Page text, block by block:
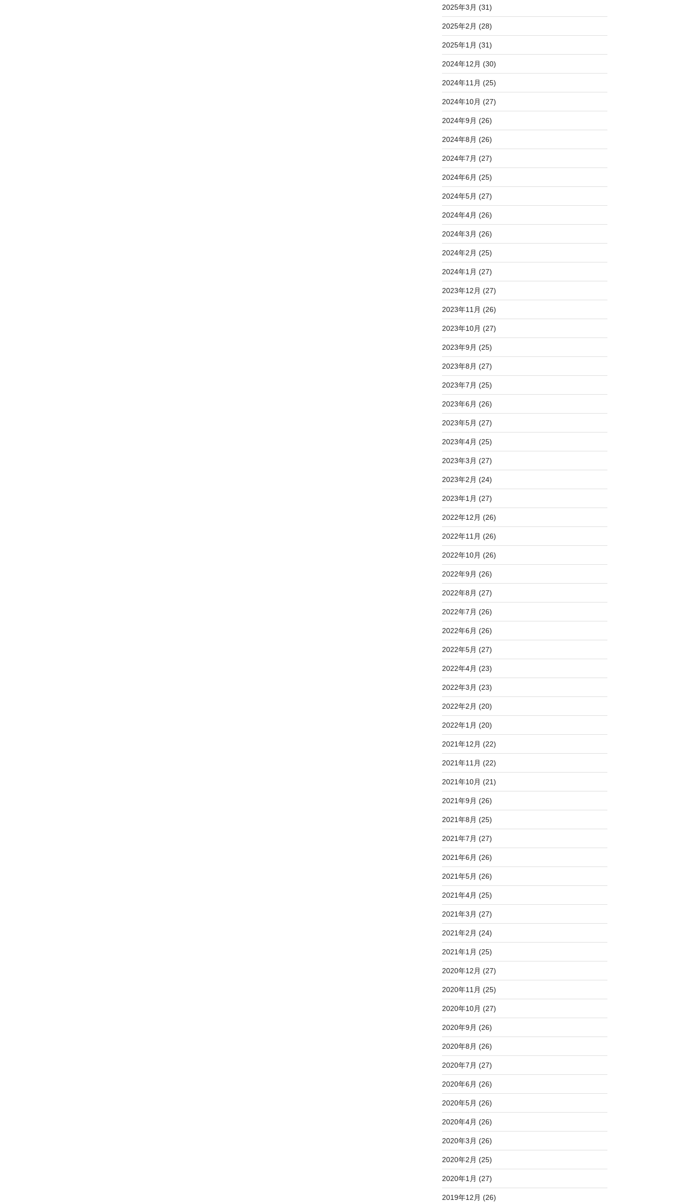
2025年3月 (31)
2025年2月 (28)
2025年1月 (31)
2024年12月 (30)
2024年11月 (25)
2024年10月 (27)
2024年9月 (26)
2024年8月 (26)
2024年7月 (27)
2024年6月 (25)
2024年5月 (27)
2024年4月 (26)
2024年3月 (26)
2024年2月 (25)
2024年1月 (27)
2023年12月 (27)
2023年11月 (26)
2023年10月 (27)
2023年9月 (25)
2023年8月 (27)
2023年7月 (25)
2023年6月 (26)
2023年5月 (27)
2023年4月 (25)
2023年3月 (27)
2023年2月 (24)
2023年1月 (27)
2022年12月 (26)
2022年11月 (26)
2022年10月 (26)
2022年9月 (26)
2022年8月 (27)
2022年7月 (26)
2022年6月 (26)
2022年5月 (27)
2022年4月 (23)
2022年3月 (23)
2022年2月 (20)
2022年1月 (20)
2021年12月 (22)
2021年11月 (22)
2021年10月 (21)
2021年9月 (26)
2021年8月 (25)
2021年7月 (27)
2021年6月 (26)
2021年5月 (26)
2021年4月 (25)
2021年3月 (27)
2021年2月 (24)
2021年1月 (25)
2020年12月 (27)
2020年11月 (25)
2020年10月 (27)
2020年9月 (26)
2020年8月 (26)
2020年7月 (27)
2020年6月 (26)
2020年5月 (26)
2020年4月 (26)
2020年3月 (26)
2020年2月 (25)
2020年1月 (27)
2019年12月 (26)